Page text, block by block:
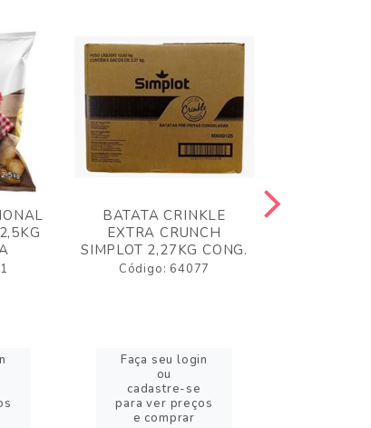
BATATA CRINKLE
EXTRA CRUNCH
SIMPLOT 2,27KG CONG.
Código: 64077
Faça seu login
ou
cadastre-se
para ver preços
e comprar